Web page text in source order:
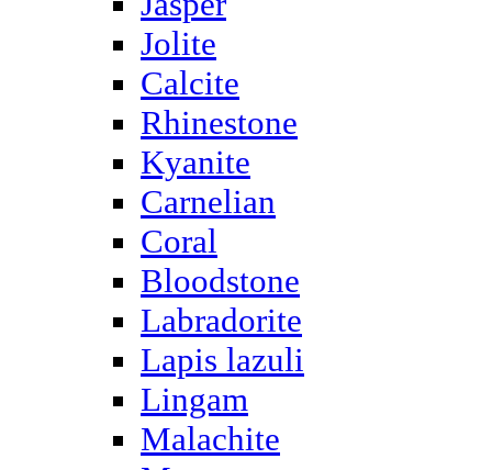
Jolite
Calcite
Rhinestone
Kyanite
Carnelian
Coral
Bloodstone
Labradorite
Lapis lazuli
Lingam
Malachite